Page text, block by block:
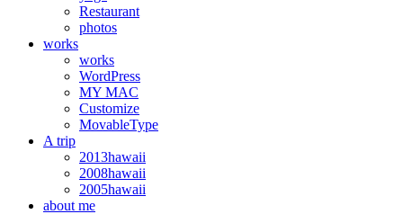
Restaurant
photos
works
works
WordPress
MY MAC
Customize
MovableType
A trip
2013hawaii
2008hawaii
2005hawaii
about me